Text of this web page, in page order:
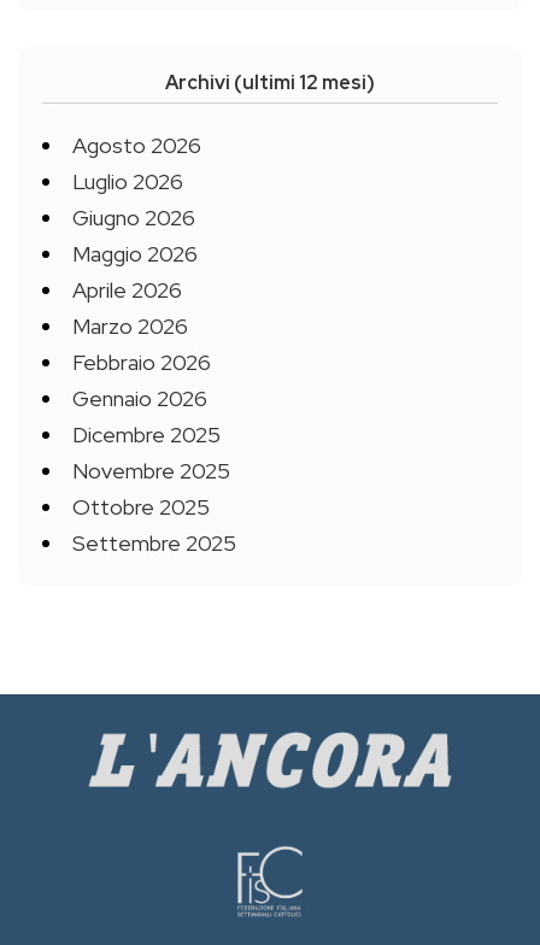
Archivi (ultimi 12 mesi)
Agosto 2026
Luglio 2026
Giugno 2026
Maggio 2026
Aprile 2026
Marzo 2026
Febbraio 2026
Gennaio 2026
Dicembre 2025
Novembre 2025
Ottobre 2025
Settembre 2025